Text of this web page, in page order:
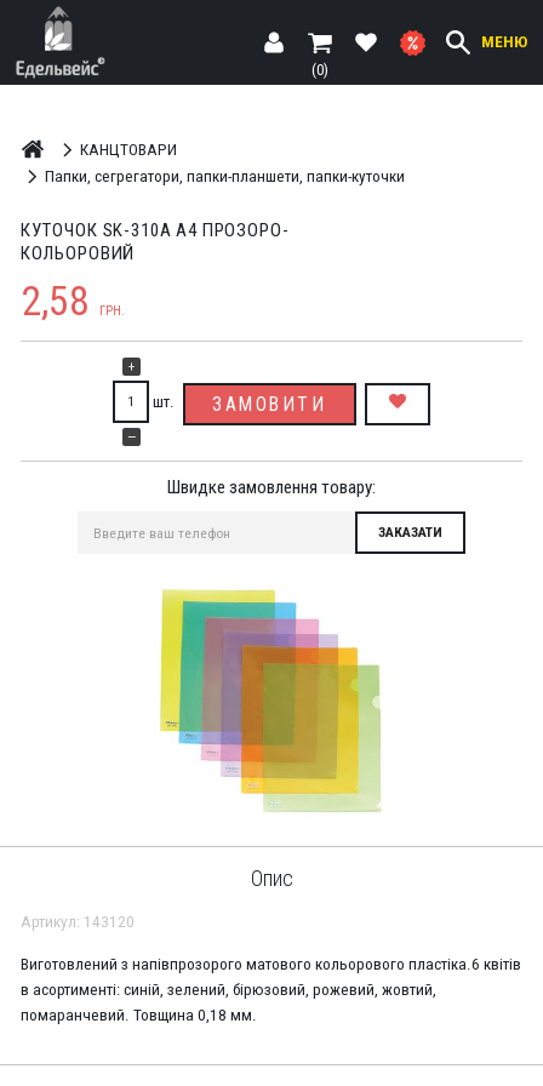
МЕНЮ
(0)
КАНЦТОВАРИ
Папки, сегрегатори, папки-планшети, папки-куточки
КУТОЧОК SK-310А А4 ПРОЗОРО-
КОЛЬОРОВИЙ
2,58 ГРН.
+
шт.
—
ЗАМОВИТИ
Швидке замовлення товару:
Опис
Артикул: 143120
Виготовлений з напівпрозорого матового кольорового пластіка.6 квітів
в асортименті: синій, зелений, бірюзовий, рожевий, жовтий,
помаранчевий. Товщина 0,18 мм.